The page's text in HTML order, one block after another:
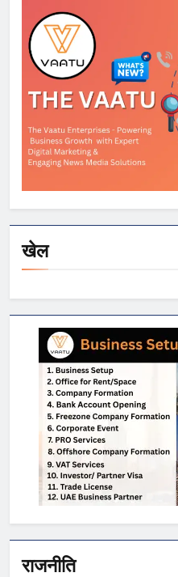
खेल
राजनीति